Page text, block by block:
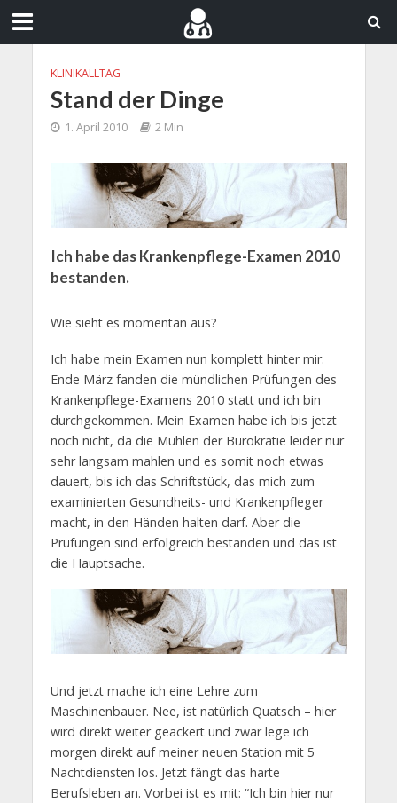
KLINIKALLTAG
Stand der Dinge
1. April 2010 2 Min
Ich habe das Krankenpflege-Examen 2010
bestanden.
Wie sieht es momentan aus?
Ich habe mein Examen nun komplett hinter mir.
Ende März fanden die mündlichen Prüfungen des
Krankenpflege-Examens 2010 statt und ich bin
durchgekommen. Mein Examen habe ich bis jetzt
noch nicht, da die Mühlen der Bürokratie leider nur
sehr langsam mahlen und es somit noch etwas
dauert, bis ich das Schriftstück, das mich zum
examinierten Gesundheits- und Krankenpfleger
macht, in den Händen halten darf. Aber die
Prüfungen sind erfolgreich bestanden und das ist
die Hauptsache.
Und jetzt mache ich eine Lehre zum
Maschinenbauer. Nee, ist natürlich Quatsch – hier
wird direkt weiter geackert und zwar lege ich
morgen direkt auf meiner neuen Station mit 5
Nachtdiensten los. Jetzt fängt das harte
Berufsleben an. Vorbei ist es mit: “Ich bin hier nur